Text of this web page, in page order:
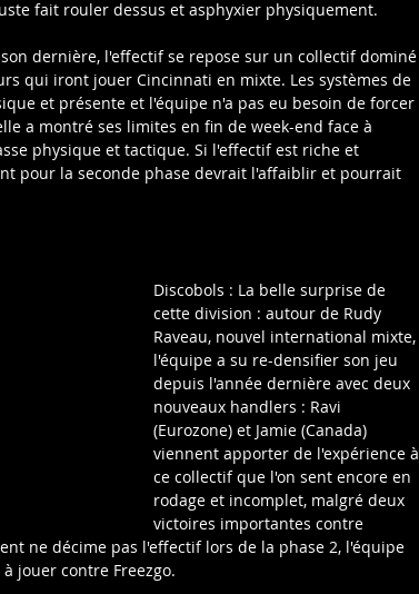
fait rouler dessus et asphyxier physiquement.
dernière, l'effectif se repose sur un collectif dominé
qui iront jouer Cincinnati en mixte. Les systèmes de
et présente et l'équipe n'a pas eu besoin de forcer
a montré ses limites en fin de week-end face à
physique et tactique. Si l'effectif est riche et
pour la seconde phase devrait l'affaiblir et pourrait
Discobols : La belle surprise de
cette division : autour de Rudy
Raveau, nouvel international mixte,
l'équipe a su re-densifier son jeu
depuis l'année dernière avec deux
nouveaux handlers : Ravi
(Eurozone) et Jamie (Canada)
viennent apporter de l'expérience à
ce collectif que l'on sent encore en
rodage et incomplet, malgré deux
victoires importantes contre
ne décime pas l'effectif lors de la phase 2, l'équipe
jouer contre Freezgo.